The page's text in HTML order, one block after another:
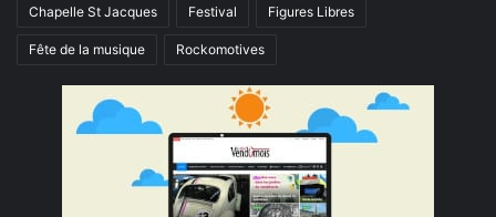
Chapelle St Jacques Festival Figures Libres
Fête de la musique Rockomotives